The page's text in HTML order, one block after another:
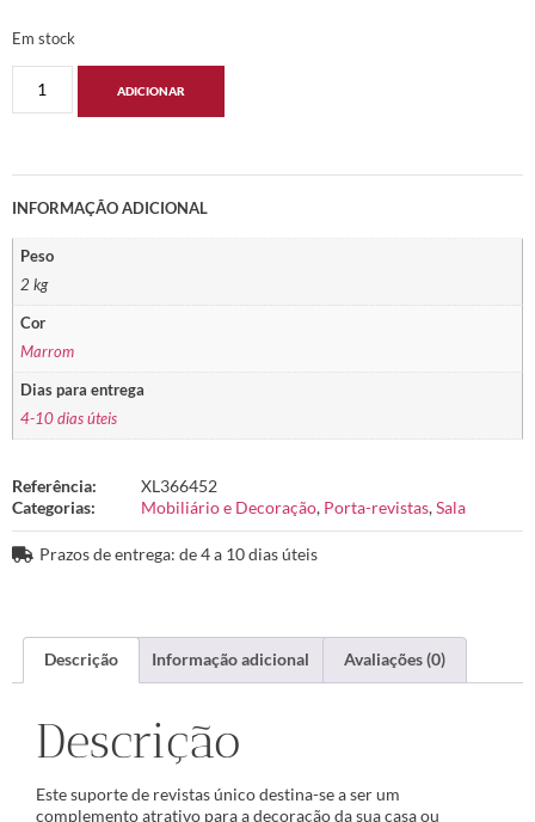
Em stock
ADICIONAR
INFORMAÇÃO ADICIONAL
Peso
2 kg
Cor
Marrom
Dias para entrega
4-10 dias úteis
Referência:
XL366452
Categorias:
Mobiliário e Decoração, Porta-revistas,Sala
Prazos de entrega: de 4 a 10 dias úteis
Descrição Informação adicional Avaliações (0)
Descrição
Este suporte de revistas único destina-se a ser um
complemento atrativo para a decoração da sua casa ou